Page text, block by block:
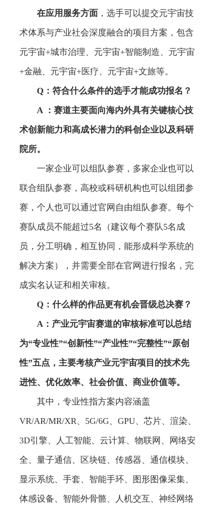
在应用服务方面 ，选手可以提交元宇宙技
术体系与产业社会深度融合的项目方案，包含
元宇宙+城市治理、元宇宙+智能制造、元宇宙
+金融、元宇宙+医疗、元宇宙+文旅等。
Q：符合什么条件的选手才能成功报名？
A ：赛道主要面向海内外具有关键核心技
术创新能力和高成长潜力的科创企业以及科研
院所。
一家企业可以组队参赛，多家企业也可以
联合组队参赛，高校或科研机构也可以组团参
赛，个人也可以通过官网自由组队参赛。每个
赛队成员不能超过5名（建议每个赛队5名成
员，分工明确，相互协同，能形成科学系统的
解决方案），并需要全部在官网进行报名，完
成实名认证和相关审核。
Q：什么样的作品更有机会晋级总决赛？
A：产业元宇宙赛道的审核标准可以总结
为“专业性”“创新性”“产业性”“完整性”“原创
性”五点，主要考核产业元宇宙项目的技术先
进性、优化效率、社会价值、商业价值等。
其中，专业性指方案内容涵盖
VR/AR/MR/XR、5G/6G、GPU、芯片、渲染、
3D引擎、人工智能、云计算、物联网、网络安
全、量子通信、区块链、传感器、通信模块、
显示系统、手套、智能手环、图形图像采集、
体感设备、智能外骨骼、人机交互、神经网络